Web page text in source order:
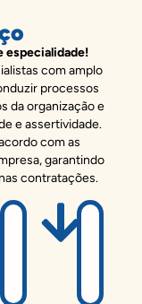
especialidade!
com amplo
processos
da organização e
e assertividade.
com as
garantindo
contratações.